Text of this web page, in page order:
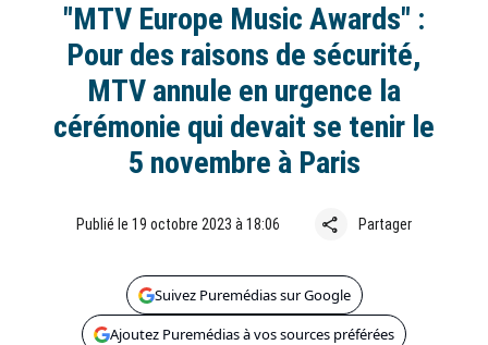
"MTV Europe Music Awards" :
Pour des raisons de sécurité,
MTV annule en urgence la
cérémonie qui devait se tenir le
5 novembre à Paris
Publié le 19 octobre 2023 à 18:06 share Partager
Suivez Puremédias sur Google
Ajoutez Puremédias à vos sources préférées